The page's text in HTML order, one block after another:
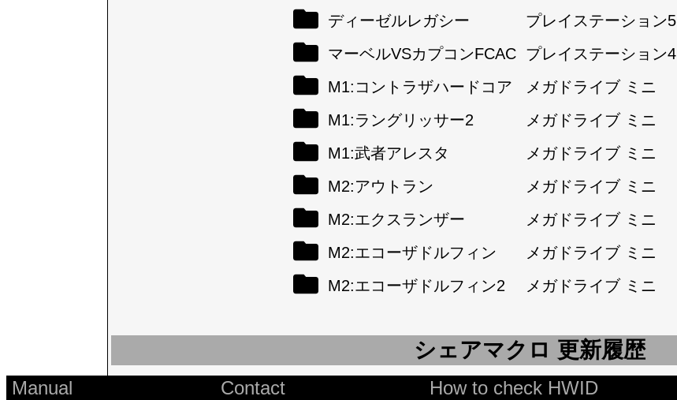
ディーゼルレガシー
プレイステーション5
マーベルVSカプコンFCAC プレイステーション4
M1:コントラザハードコア
メガドライブ ミニ
M1:ラングリッサー2
メガドライブ ミニ
M1:武者アレスタ
メガドライブ ミニ
M2:アウトラン
メガドライブ ミニ
M2:エクスランザー
メガドライブ ミニ
M2:エコーザドルフィン
メガドライブ ミニ
M2:エコーザドルフィン2
メガドライブ ミニ
シェアマクロ 更新履歴
Manual Contact How to check HWID